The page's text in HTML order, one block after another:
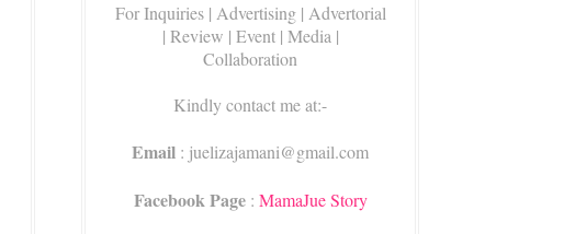
For Inquiries | Advertising | Advertorial
| Review | Event | Media |
Collaboration
Kindly contact me at:-
Email : juelizajamani@gmail.com
Facebook Page: MamaJue Story